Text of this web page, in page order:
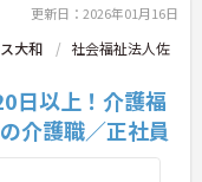
更新日：2026年01月16日
大和
社会福祉法人佐
日以上！介護福
介護職／正社員